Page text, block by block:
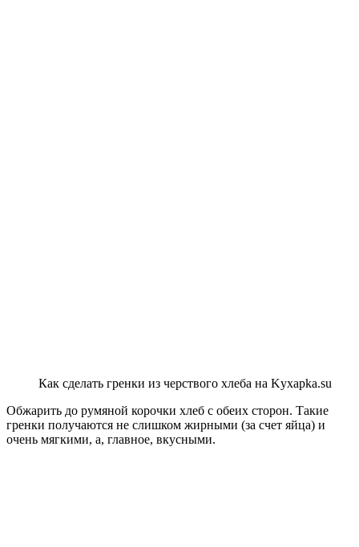
Как сделать гренки из черствого хлеба на Kyxapka.su
Обжарить до румяной корочки хлеб с обеих сторон. Такие
гренки получаются не слишком жирными (за счет яйца) и
очень мягкими, а, главное, вкусными.